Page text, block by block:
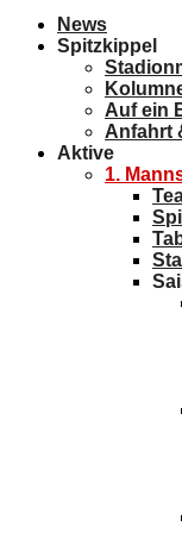
News
Spitzkippel
Auf ein
Anfahrt
Aktive
1.